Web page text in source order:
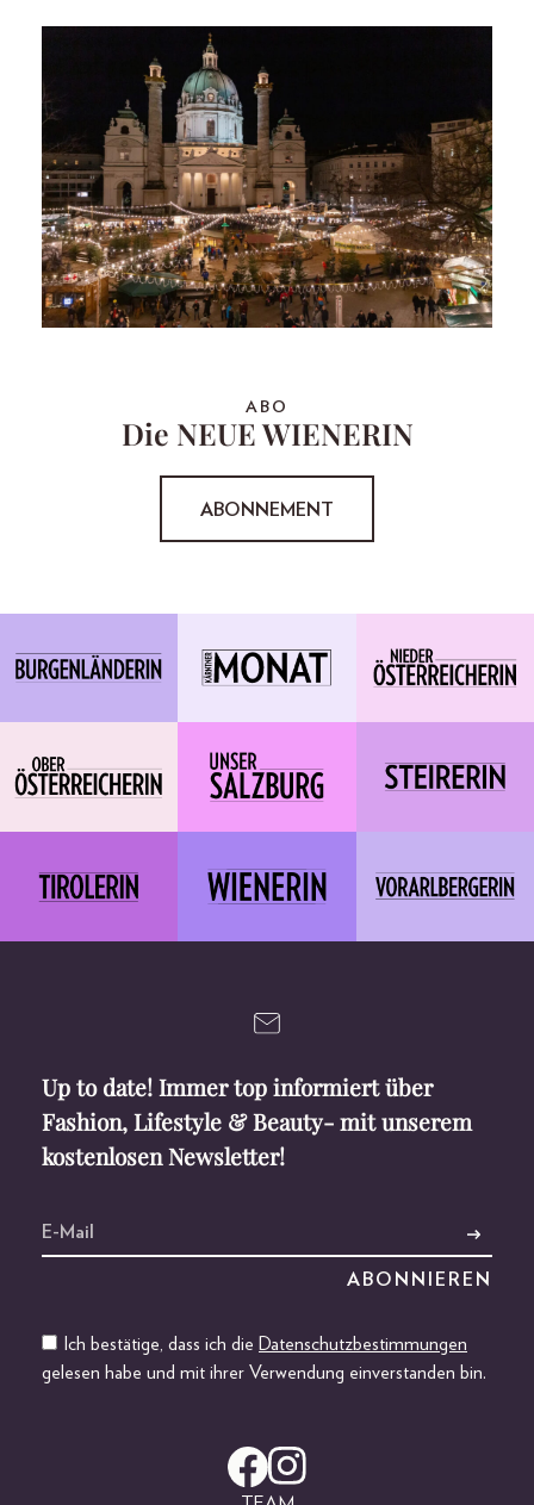
ABO
Die NEUE WIENERIN
ABONNEMENT
Up to date! Immer top informiert über
Fashion, Lifestyle & Beauty- mit unserem
kostenlosen Newsletter!
Ich bestätige, dass ich die Datenschutzbestimmungen
gelesen habe und mit ihrer Verwendung einverstanden bin.